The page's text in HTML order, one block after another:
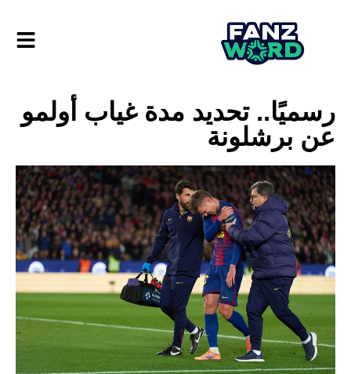
رسميًا.. تحديد مدة غياب أولمو
عن برشلونة